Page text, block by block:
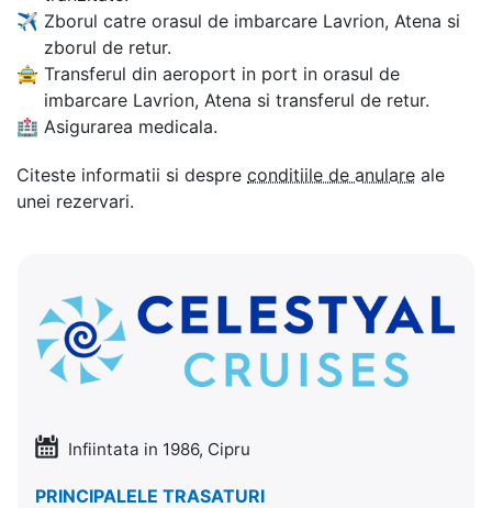
✈ Zborul catre orasul de imbarcare Lavrion, Atena si
zborul de retur.
🚖 Transferul din aeroport in port in orasul de
imbarcare Lavrion, Atena si transferul de retur.
🏥 Asigurarea medicala.
Citeste informatii si despre conditiile de anulare ale
unei rezervari.
Infiintata in 1986, Cipru
PRINCIPALELE TRASATURI